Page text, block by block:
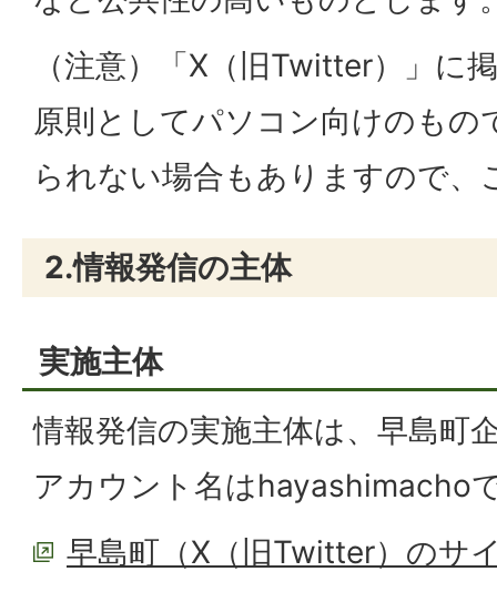
（注意）「X（旧Twitter）」に
原則としてパソコン向けのもの
られない場合もありますので、
2.情報発信の主体
実施主体
情報発信の実施主体は、早島町
アカウント名はhayashimacho
早島町（X（旧Twitter）のサ